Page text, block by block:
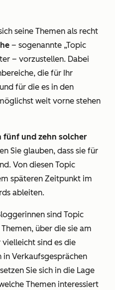
seine Themen als recht
– sogenannte „Topic
– vorzustellen. Dabei
die für Ihr
für die es in den
weit vorne stehen
fünf und zehn solcher
Sie glauben, dass sie für
Von diesen Topic
späteren Zeitpunkt im
ableiten.
sind Topic
über die sie am
sind es die
Verkaufsgesprächen
Sie sich in die Lage
Themen interessiert